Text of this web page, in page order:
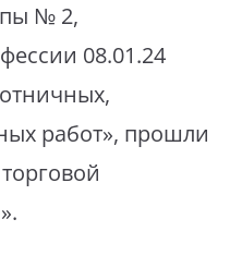
№ 2,
08.01.24
работ», прошли